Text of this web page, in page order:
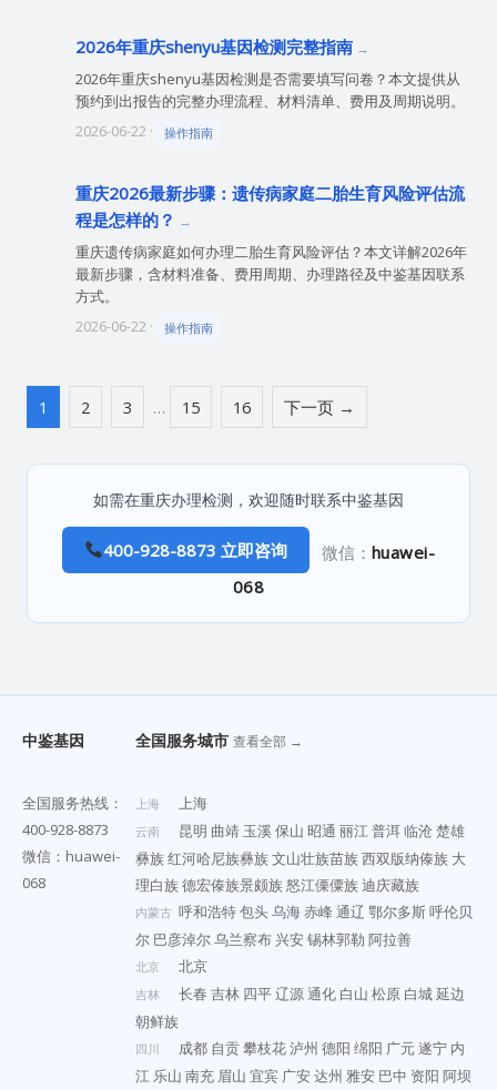
2026年重庆shenyu基因检测完整指南
2026年重庆shenyu基因检测是否需要填写问卷？本文提供从
预约到出报告的完整办理流程、材料清单、费用及周期说明。
2026-06-22 · 操作指南
重庆2026最新步骤：遗传病家庭二胎生育风险评估流
程是怎样的？
重庆遗传病家庭如何办理二胎生育风险评估？本文详解2026年
最新步骤，含材料准备、费用周期、办理路径及中鉴基因联系
方式。
2026-06-22 · 操作指南
1 2 3 … 15 16 下一页 →
如需在重庆办理检测，欢迎随时联系中鉴基因
400-928-8873 立即咨询 微信： huawei-
068
中鉴基因
全国服务热线：
400-928-8873
微信：huawei-
068
全国服务城市 查看全部 →
上海 上海
云南 昆明 曲靖 玉溪保山 昭通 丽江普洱临沧楚雄
彝族红河哈尼族彝族文山壮族苗族西双版纳傣族 大
理白族德宏傣族景颇族怒江傈僳族迪庆藏族
内蒙古 呼和浩特包头乌海赤峰通辽 鄂尔多斯呼伦贝
尔 巴彦淖尔乌兰察布 兴安锡林郭勒 阿拉善
北京 北京
吉林 长春 吉林 四平辽源通化 白山 松原 白城延边
朝鲜族
四川 成都 自贡攀枝花泸州 德阳 绵阳 广元遂宁 内
江 乐山 南充 眉山 宜宾 广安达州 雅安 巴中 资阳 阿坝